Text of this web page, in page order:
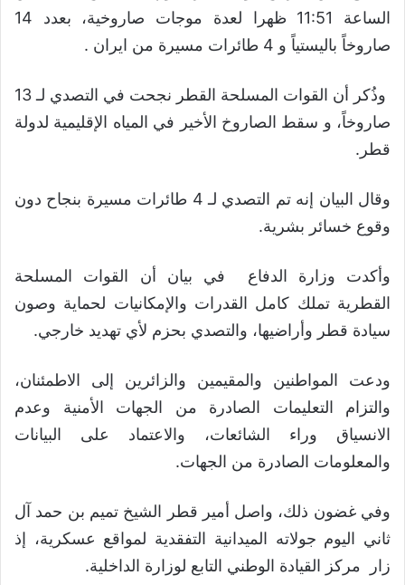
الساعة 11:51 ظهرا لعدة موجات صاروخية، بعدد 14
صاروخاً باليستياً و 4 طائرات مسيرة من ايران .
وذُكر أن القوات المسلحة القطر نجحت في التصدي لـ 13
صاروخاً، و سقط الصاروخ الأخير في المياه الإقليمية لدولة
قطر.
وقال البيان إنه تم التصدي لـ 4 طائرات مسيرة بنجاح دون
وقوع خسائر بشرية.
وأكدت وزارة الدفاع في بيان أن القوات المسلحة
القطرية تملك كامل القدرات والإمكانيات لحماية وصون
سيادة قطر وأراضيها، والتصدي بحزم لأي تهديد خارجي.
ودعت المواطنين والمقيمين والزائرين إلى الاطمئنان،
والتزام التعليمات الصادرة من الجهات الأمنية وعدم
الانسياق وراء الشائعات، والاعتماد على البيانات
والمعلومات الصادرة من الجهات.
وفي غضون ذلك، واصل أمير قطر الشيخ تميم بن حمد آل
ثاني اليوم جولاته الميدانية التفقدية لمواقع عسكرية، إذ
زار مركز القيادة الوطني التابع لوزارة الداخلية.